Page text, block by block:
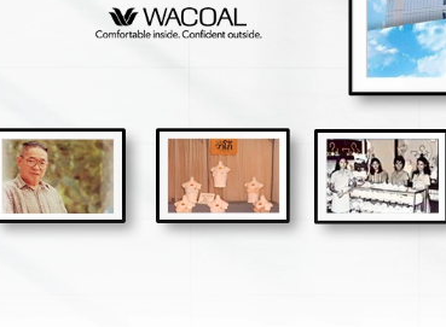
ประวัติความเป็นมา
โครงสร้างบริษัทในกลุ่ม
ข้อบังคับบริษัท
ชุดเด็ก
จุดเด่นทางการเงิน
สรุปข้อมูลทางการเงิน
ความสามารถในการทำกำไร
งบการเงิน
รายงานปร
การวิเคราะ
IR
ข้อมูลสำหรั
การประชุมผู้ถื
นโยบายแล
รายงานคณะกรรมการธรรมาภิบาลและกา
ยั่งยืน
รายงานการปฎิบัติตามหลักการกำกับดูแลกิ
การต่อต้านคอร์รัปชัน
นโยบายการแจ้งเบาะแสหรือข้อร้องเรียน
นโยบายการกำกับดูแลบริษัทย่อยและบริษัทร่
นโยบายการสรรหากรรมการบริษัทและผู้บริห
กลยุทธ์ด้านความยั่งยืน
การขับเคลื่อนธุรกิจเพื่อความยั่งยืน
การบริหารจัดการห่วงโซ่คุณค่าของธุรกิจ
บริษัท วาโก้ศรีราชา จำกัด
บริษัท ภัทยากบินทร์บุรี จำกัด
บริษัท โทรา 1010 จำกัด
บริษัท วาโก้แม่สอด จำกัด